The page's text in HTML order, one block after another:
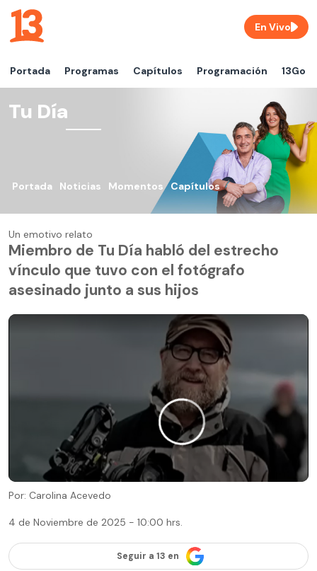
Portada Programas Capítulos Programación 13Go
En Vivo
Tu Día
Portada Noticias Momentos Capítulos
Un emotivo relato
Miembro de Tu Día habló del estrecho
vínculo que tuvo con el fotógrafo
asesinado junto a sus hijos
Por: Carolina Acevedo
4 de Noviembre de 2025 - 10:00 hrs.
Seguir a 13 en